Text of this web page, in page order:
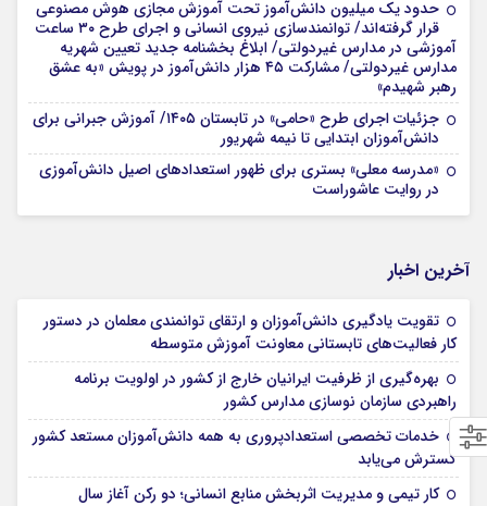
حدود یک میلیون دانش‌آموز تحت آموزش مجازی هوش مصنوعی
قرار گرفته‌اند/ توانمندسازی نیروی انسانی و اجرای طرح ۳۰ ساعت
آموزشی در مدارس غیردولتی/ ابلاغ بخشنامه جدید تعیین شهریه
مدارس غیردولتی/ مشارکت ۴۵ هزار دانش‌آموز در پویش «به عشق
رهبر شهیدم»
جزئیات اجرای طرح «حامی» در تابستان ۱۴۰۵/ آموزش جبرانی برای
دانش‌آموزان ابتدایی تا نیمه شهریور
«مدرسه معلی» بستری برای ظهور استعدادهای اصیل دانش‌آموزی
در روایت عاشوراست
آخرین اخبار
تقویت یادگیری دانش‌آموزان و ارتقای توانمندی معلمان در دستور
کار فعالیت‌های تابستانی معاونت آموزش متوسطه
بهره‌گیری از ظرفیت ایرانیان خارج از کشور در اولویت برنامه
راهبردی سازمان نوسازی مدارس کشور
خدمات تخصصی استعدادپروری به همه دانش‌آموزان مستعد کشور
گسترش می‌یابد
کار تیمی و مدیریت اثربخش منابع انسانی؛ دو رکن آغاز سال